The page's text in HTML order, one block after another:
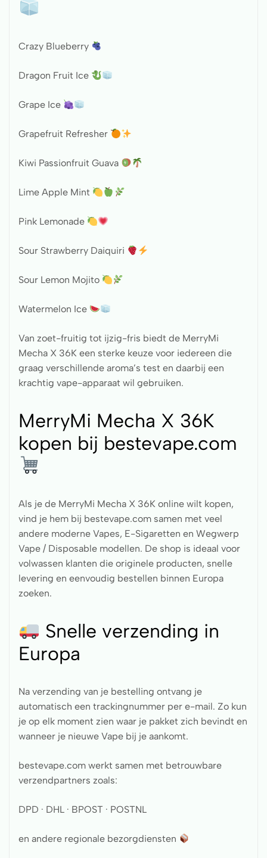
Crazy Blueberry
Dragon Fruit Ice
Grape Ice
Grapefruit Refresher
Kiwi Passionfruit Guava
Lime Apple Mint
Pink Lemonade
Sour Strawberry Daiquiri
Sour Lemon Mojito
Watermelon Ice
Van zoet-fruitig tot ijzig-fris biedt de MerryMi
Mecha X 36K een sterke keuze voor iedereen die
graag verschillende aroma’s test en daarbij een
krachtig vape-apparaat wil gebruiken.
MerryMi Mecha X 36K
kopen bij bestevape.com
Als je de MerryMi Mecha X 36K online wilt kopen,
vind je hem bij bestevape.com samen met veel
andere moderne Vapes, E-Sigaretten en Wegwerp
Vape / Disposable modellen. De shop is ideaal voor
volwassen klanten die originele producten, snelle
levering en eenvoudig bestellen binnen Europa
zoeken.
Snelle verzending in
Europa
Na verzending van je bestelling ontvang je
automatisch een trackingnummer per e-mail. Zo kun
je op elk moment zien waar je pakket zich bevindt en
wanneer je nieuwe Vape bij je aankomt.
bestevape.com werkt samen met betrouwbare
verzendpartners zoals:
DPD · DHL · BPOST · POSTNL
en andere regionale bezorgdiensten